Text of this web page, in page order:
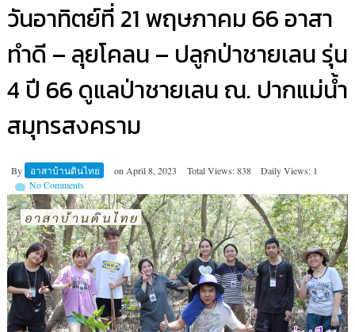
วันอาทิตย์ที่ 21 พฤษภาคม 66 อาสา
ทำดี – ลุยโคลน – ปลูกป่าชายเลน รุ่น
4 ปี 66 ดูแลป่าชายเลน ณ. ปากแม่น้ำ
สมุทรสงคราม
By อาสาบ้านดินไทย on April 8, 2023 Total Views: 838
Daily Views: 1
No Comments